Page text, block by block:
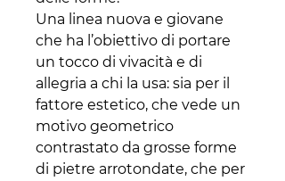
Una linea nuova e giovane
che ha l’obiettivo di portare
un tocco di vivacità e di
allegria a chi la usa: sia per il
fattore estetico, che vede un
motivo geometrico
contrastato da grosse forme
di pietre arrotondate, che per